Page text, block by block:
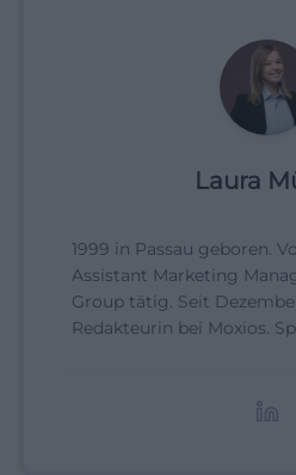
Laura
1999 in Passau geboren.
Assistant Marketing
Group tätig. Seit
Redakteurin bei Moxios.